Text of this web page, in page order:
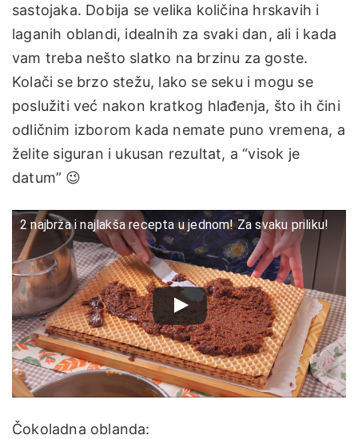
sastojaka. Dobija se velika količina hrskavih i
laganih oblandi, idealnih za svaki dan, ali i kada
vam treba nešto slatko na brzinu za goste.
Kolači se brzo stežu, lako se seku i mogu se
poslužiti već nakon kratkog hlađenja, što ih čini
odličnim izborom kada nemate puno vremena, a
želite siguran i ukusan rezultat, a “visok je
datum” 😉
2 najbrža i najlakša recepta u jednom! Za svaku priliku!
Čokoladna oblanda: